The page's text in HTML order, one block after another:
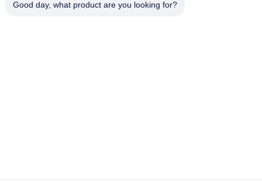
Good day, what product are you looking for?